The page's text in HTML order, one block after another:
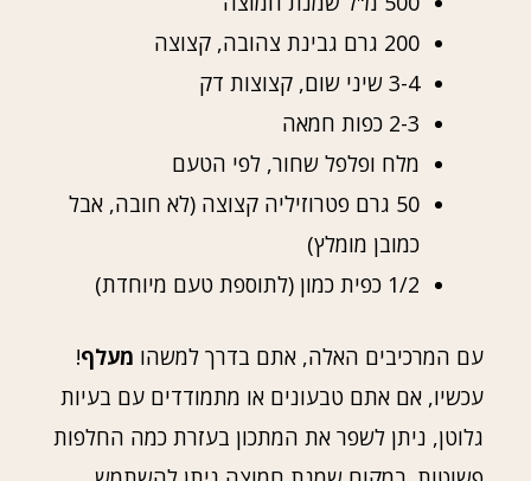
200 גרם גבינת צהובה, קצוצה
3-4 שיני שום, קצוצות דק
2-3 כפות חמאה
מלח ופלפל שחור, לפי הטעם
50 גרם פטרוזיליה קצוצה (לא חובה, אבל
כמובן מומלץ)
1/2 כפית כמון (לתוספת טעם מיוחדת)
עם המרכיבים האלה, אתם בדרך למשהו מעלף!
עכשיו, אם אתם טבעונים או מתמודדים עם בעיות
גלוטן, ניתן לשפר את המתכון בעזרת כמה החלפות